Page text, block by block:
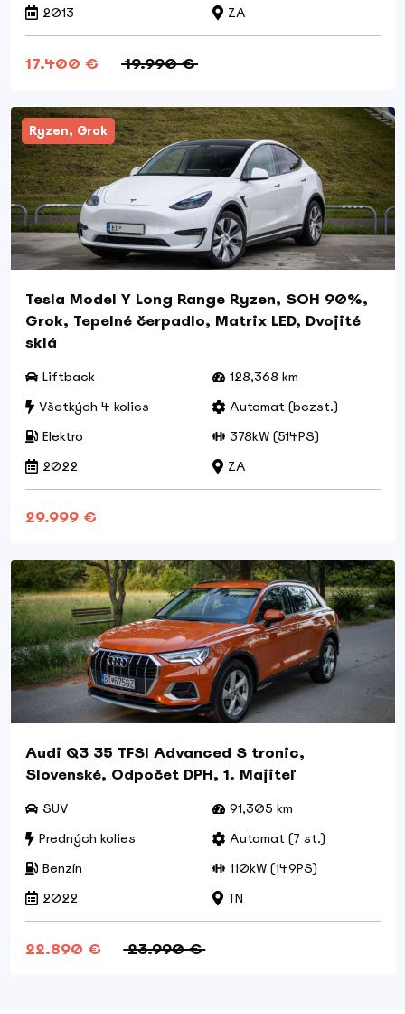
2013
ZA
17.400 € 19.990 €
Ryzen, Grok
Tesla Model Y Long Range Ryzen, SOH 90%,
Grok, Tepelné čerpadlo, Matrix LED, Dvojité
sklá
Liftback
128,368 km
Všetkých 4 kolies
Automat (bezst.)
Elektro
378kW (514PS)
2022
ZA
29.999 €
Audi Q3 35 TFSI Advanced S tronic,
Slovenské, Odpočet DPH, 1. Majiteľ
SUV
91,305 km
Predných kolies
Automat (7 st.)
Benzín
110kW (149PS)
2022
TN
22.890 € 23.990 €